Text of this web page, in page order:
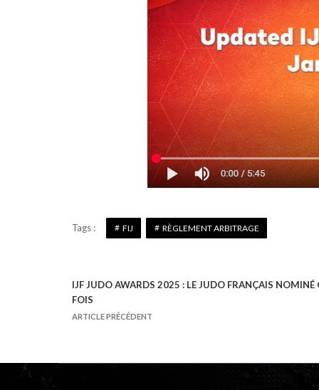
Tags : FIJ RÈGLEMENT ARBITRAGE
N
a
i
IJF JUDO AWARDS 2025 : LE JUDO FRANÇAIS NOMINÉ
FOIS
ARTICLE PRÉCÉDENT